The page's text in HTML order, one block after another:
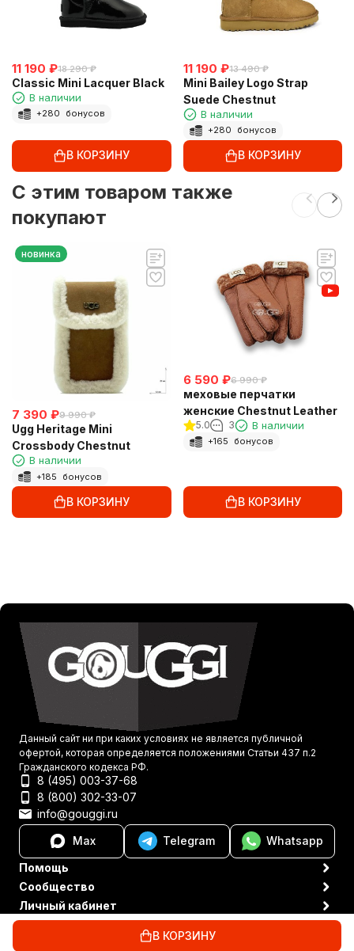
В КОРЗИНУ
11 190 ₽18 290 ₽
Classic Mini Lacquer Black
В наличии
+280 бонусов
В КОРЗИНУ
11 190 ₽13 490 ₽
Mini Bailey Logo Strap
Suede Chestnut
В наличии
+280 бонусов
В КОРЗИНУ
C этим товаром также
покупают
новинка
7 390 ₽9 990 ₽
Ugg Heritage Mini
Crossbody Chestnut
В наличии
+185 бонусов
В КОРЗИНУ
6 590 ₽6 990 ₽
меховые перчатки
женские Chestnut Leather
5.0 3 В наличии
+165 бонусов
В КОРЗИНУ
Данный сайт ни при каких условиях не является публичной
офертой, которая определяется положениями Статьи 437 п.2
Гражданского кодекса РФ.
8 (495) 003-37-68
8 (800) 302-33-07
info@gouggi.ru
Max
Telegram
Whatsapp
Помощь
Сообщество
Личный кабинет
Политика персональных данных